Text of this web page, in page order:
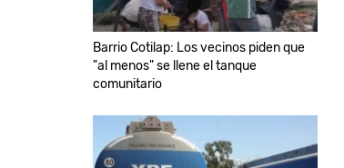
Barrio Cotilap: Los vecinos piden que
"al menos" se llene el tanque
comunitario